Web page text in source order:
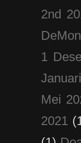
2nd
1
Mei
2021